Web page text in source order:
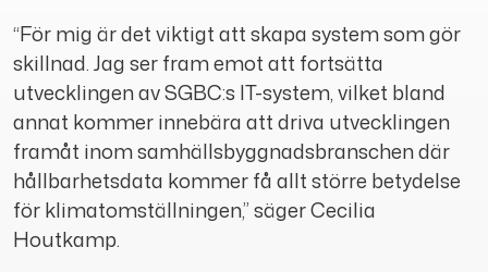
“För mig är det viktigt att skapa system som gör
skillnad. Jag ser fram emot att fortsätta
utvecklingen av SGBC:s IT-system, vilket bland
annat kommer innebära att driva utvecklingen
framåt inom samhällsbyggnadsbranschen där
hållbarhetsdata kommer få allt större betydelse
för klimatomställningen,” säger Cecilia
Houtkamp.